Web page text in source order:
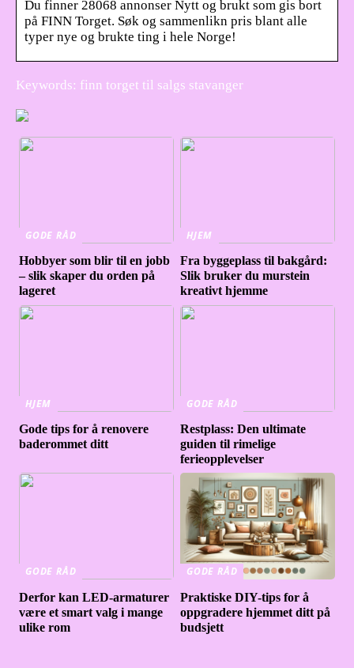
Du finner 28068 annonser Nytt og brukt som gis bort
på FINN Torget. Søk og sammenlikn pris blant alle
typer nye og brukte ting i hele Norge!
Keywords: finn torget til salgs stavanger
GODE RÅD
Hobbyer som blir til en jobb
– slik skaper du orden på
lageret
HJEM
Fra byggeplass til bakgård:
Slik bruker du murstein
kreativt hjemme
HJEM
Gode tips for å renovere
baderommet ditt
GODE RÅD
Restplass: Den ultimate
guiden til rimelige
ferieopplevelser
GODE RÅD
Derfor kan LED-armaturer
være et smart valg i mange
ulike rom
GODE RÅD
Praktiske DIY-tips for å
oppgradere hjemmet ditt på
budsjett